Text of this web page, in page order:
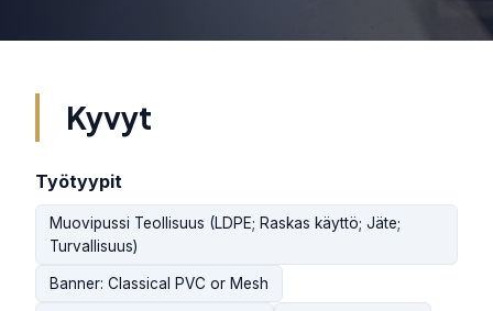
Kyvyt
Työtyypit
Muovipussi Teollisuus (LDPE; Raskas käyttö; Jäte;
Turvallisuus)
Banner: Classical PVC or Mesh